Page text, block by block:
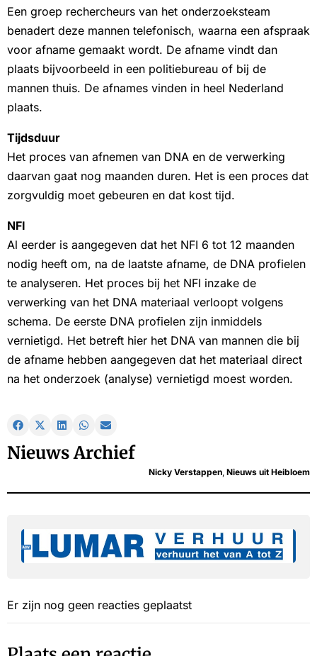
Een groep rechercheurs van het onderzoeksteam
benadert deze mannen telefonisch, waarna een afspraak
voor afname gemaakt wordt. De afname vindt dan
plaats bijvoorbeeld in een politiebureau of bij de
mannen thuis. De afnames vinden in heel Nederland
plaats.
Tijdsduur
Het proces van afnemen van DNA en de verwerking
daarvan gaat nog maanden duren. Het is een proces dat
zorgvuldig moet gebeuren en dat kost tijd.
NFI
Al eerder is aangegeven dat het NFI 6 tot 12 maanden
nodig heeft om, na de laatste afname, de DNA profielen
te analyseren. Het proces bij het NFI inzake de
verwerking van het DNA materiaal verloopt volgens
schema. De eerste DNA profielen zijn inmiddels
vernietigd. Het betreft hier het DNA van mannen die bij
de afname hebben aangegeven dat het materiaal direct
na het onderzoek (analyse) vernietigd moest worden.
Nieuws Archief
Nicky Verstappen, Nieuws uit Heibloem
Er zijn nog geen reacties geplaatst